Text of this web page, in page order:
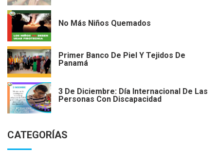
No Más Niños Quemados
Primer Banco De Piel Y Tejidos De
Panamá
3 De Diciembre: Día Internacional De Las
Personas Con Discapacidad
CATEGORÍAS